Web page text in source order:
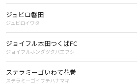
ジュビロ磐田
ジュビロイワタ
ジョイフル本田つくばFC
ジョイフルホンダツクバエフシー
ステラミーゴいわて花巻
ステラミーゴイワテハナマキ